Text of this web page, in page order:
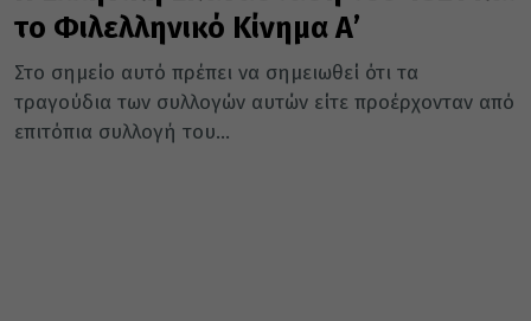
το Φιλελληνικό Κίνημα Α’
Στο σημείο αυτό πρέπει να σημειωθεί ότι τα
τραγούδια των συλλογών αυτών είτε προέρχονταν από
επιτόπια συλλογή του...